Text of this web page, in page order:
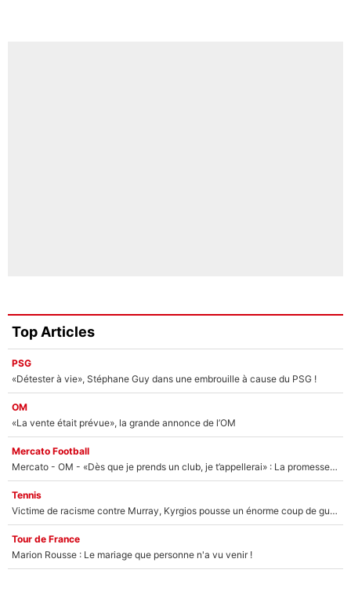
Top Articles
PSG
«Détester à vie», Stéphane Guy dans une embrouille à cause du PSG !
OM
«La vente était prévue», la grande annonce de l’OM
Mercato Football
Mercato - OM - «Dès que je prends un club, je t’appellerai» : La promesse de Marcelino au moment de claquer la porte
Tennis
Victime de racisme contre Murray, Kyrgios pousse un énorme coup de gueule !
Tour de France
Marion Rousse : Le mariage que personne n'a vu venir !